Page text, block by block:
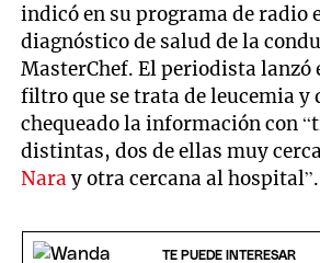
indicó en su programa de radio
diagnóstico de salud de la
MasterChef. El periodista lanzó
filtro que se trata de leucemia y
chequeado la información con
distintas, dos de ellas muy
Nara y otra cercana al hospital”.
TE PUEDE INTERESAR